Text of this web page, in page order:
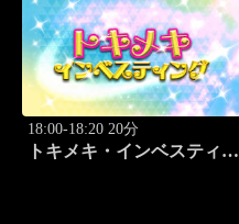
18:00-18:20 20分
トキメキ・インベスティン